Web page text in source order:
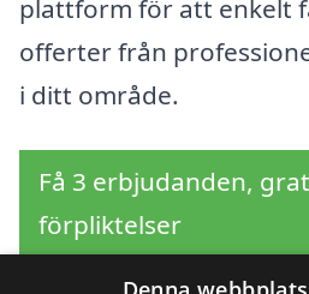
plattform för att enkelt
offerter från
i ditt område.
Få 3 erbjudanden,
förpliktelser